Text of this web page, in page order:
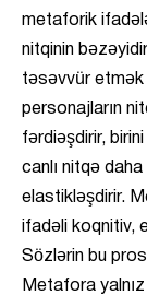
metaforik
nitqinin
təsəvvür
personajların
fərdiəşdirir,
canlı nitqə daha
elastikləşdirir.
ifadəli koqnitiv,
Sözlərin bu
Metafora